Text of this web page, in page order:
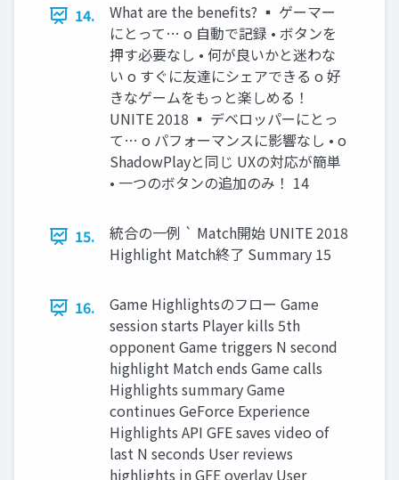
14.
What are the benefits? ▪ ゲーマー
にとって… o 自動で記録 • ボタンを
押す必要なし • 何が良いかと迷わな
い o すぐに友達にシェアできる o 好
きなゲームをもっと楽しめる！
UNITE 2018 ▪ デベロッパーにとっ
て… o パフォーマンスに影響なし • o
ShadowPlayと同じ UXの対応が簡単
• 一つのボタンの追加のみ！ 14
15.
統合の一例 ` Match開始 UNITE 2018
Highlight Match終了 Summary 15
16.
Game Highlightsのフロー Game
session starts Player kills 5th
opponent Game triggers N second
highlight Match ends Game calls
Highlights summary Game
continues GeForce Experience
Highlights API GFE saves video of
last N seconds User reviews
highlights in GFE overlay User